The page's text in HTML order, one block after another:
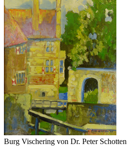
Burg Vischering von Dr. Peter Schotten